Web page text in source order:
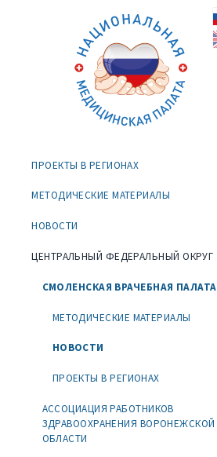
ПРОЕКТЫ В РЕГИОНАХ
МЕТОДИЧЕСКИЕ МАТЕРИАЛЫ
НОВОСТИ
ЦЕНТРАЛЬНЫЙ ФЕДЕРАЛЬНЫЙ ОКРУГ
СМОЛЕНСКАЯ ВРАЧЕБНАЯ ПАЛАТА
МЕТОДИЧЕСКИЕ МАТЕРИАЛЫ
НОВОСТИ
ПРОЕКТЫ В РЕГИОНАХ
АССОЦИАЦИЯ РАБОТНИКОВ
ЗДРАВООХРАНЕНИЯ ВОРОНЕЖСКОЙ
ОБЛАСТИ